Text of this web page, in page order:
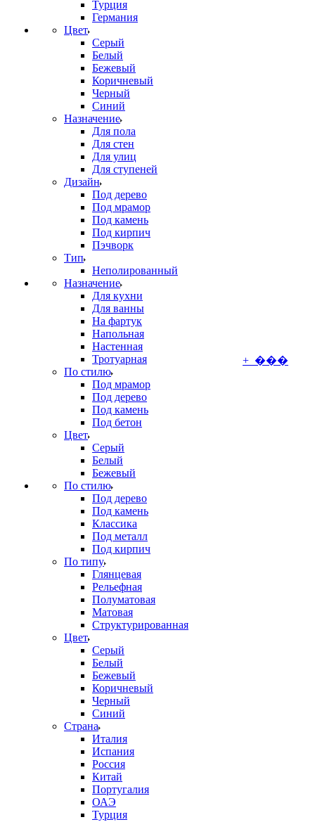
Турция
Германия
Цвет
Серый
Белый
Бежевый
Коричневый
Черный
Синий
Назначение
Для пола
Для стен
Для улиц
Для ступеней
Дизайн
Под дерево
Под мрамор
Под камень
Под кирпич
Пэчворк
Тип
Неполированный
Назначение
Для кухни
Для ванны
На фартук
Напольная
Настенная
Тротуарная
По стилю
Под мрамор
Под дерево
Под камень
Под бетон
Цвет
Серый
Белый
Бежевый
По стилю
Под дерево
Под камень
Классика
Под металл
Под кирпич
По типу
Глянцевая
Рельефная
Полуматовая
Матовая
Структурированная
Цвет
Серый
Белый
Бежевый
Коричневый
Черный
Синий
Страна
Италия
Испания
Россия
Китай
Португалия
ОАЭ
Турция
+ ���